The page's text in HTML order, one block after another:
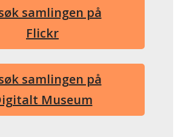
samlingen på
Flickr
samlingen på
Museum